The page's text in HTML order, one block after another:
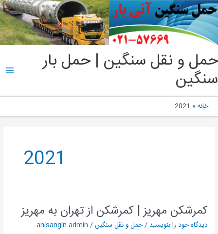
حمل و نقل سنگین | حمل بار
سنگین
خانه 2021
2021
کمرشکن مهریز | کمرشکن از تهران به مهریز
دیدگاه‌ خود را بنویسید /حمل و نقل سنگین/
anisangin-admin
کمرشکن
مهریز
|